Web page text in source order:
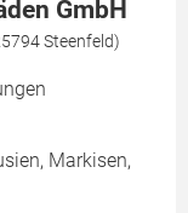
GmbH
Steenfeld)
Markisen,